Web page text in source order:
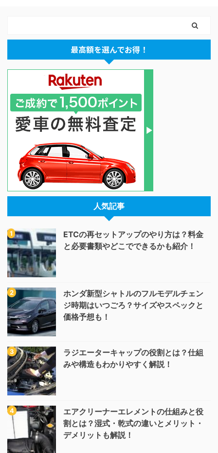
最高額を選んでお得！
人気記事
ETCの再セットアップのやり方は？料金
と必要書類やどこでできるかも紹介！
ホンダ新型シャトルのフルモデルチェン
ジ時期はいつごろ？サイズやスペックと
価格予想も！
ラジエーターキャップの役割とは？仕組
みや構造もわかりやすく解説！
エアクリーナーエレメントの仕組みと役
割とは？湿式・乾式の違いとメリット・
デメリットも解説！